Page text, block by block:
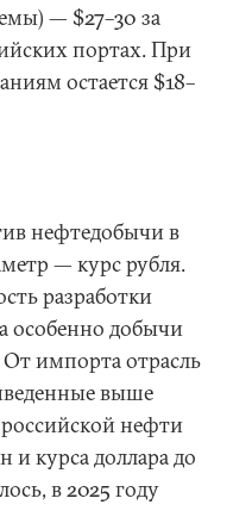
— $27–30 за
портах. При
остается $18–
нефтедобычи в
— курс рубля.
разработки
особенно добычи
импорта отрасль
выше
нефти
и курса доллара до
в 2025 году